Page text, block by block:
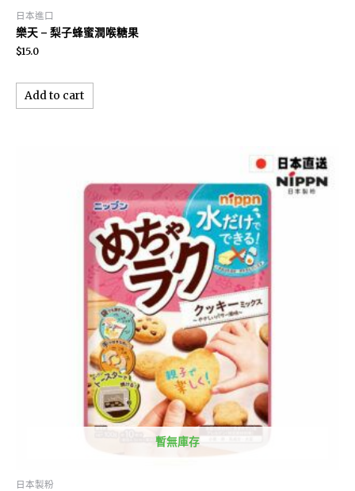
日本進口
樂天 – 梨子蜂蜜潤喉糖果
$15.0
Add to cart
暫無庫存
日本製粉